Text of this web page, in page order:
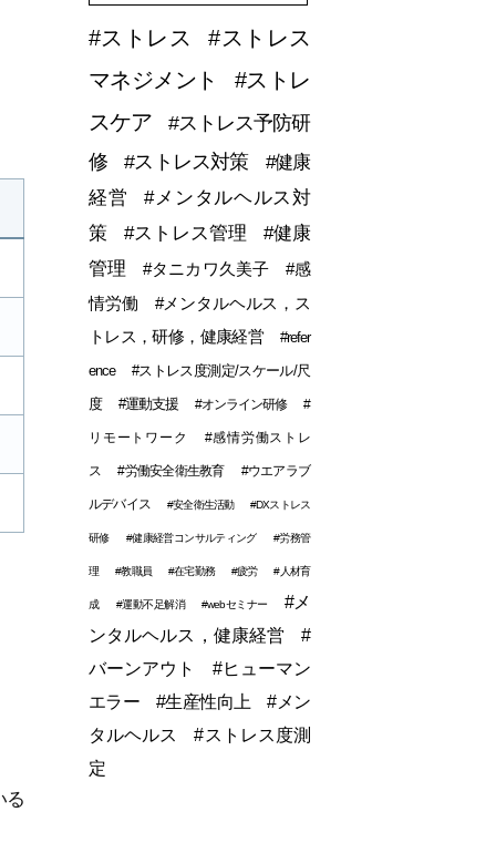
る
#ストレス
#ストレス
マネジメント
#ストレ
スケア
#ストレス予防研
修
#ストレス対策
#健康
経営
#メンタルヘルス対
策
#ストレス管理
#健康
管理
#タニカワ久美子
#感
情労働
#メンタルヘルス，ス
トレス，研修，健康経営
#refer
ence
#ストレス度測定/スケール/尺
度
#運動支援 #オンライン研修 #
リモートワーク #感情労働ストレ
ス #労働安全衛生教育 #ウエアラブ
ルデバイス #安全衛生活動 #DXストレス
研修 #健康経営コンサルティング #労務管
理 #教職員 #在宅勤務 #疲労 #人材育
成 #運動不足解消 #webセミナー
#メ
ンタルヘルス，健康経営
#
バーンアウト
#ヒューマン
エラー
#生産性向上
#メン
タルヘルス
#ストレス度測
定